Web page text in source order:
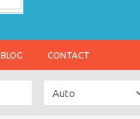
BLOG CONTACT